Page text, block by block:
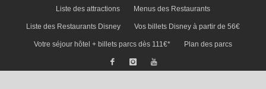
Liste des attractions Menus des Restaurants
Liste des Restaurants Disney Vos billets Disney à partir de 56€
Votre séjour hôtel + billets parcs dès 111€* Plan des parcs